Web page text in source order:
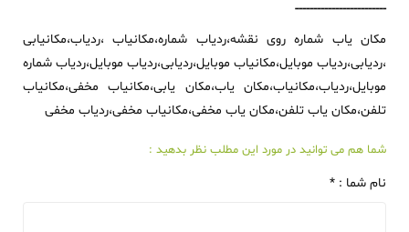
-------------------------
مکان یاب شماره روی نقشه،ردیاب شماره،مکانیاب ،ردیاب،مکانیابی
،ردیابی،ردیاب موبایل،مکانیاب موبایل،ردیابی،ردیاب موبایل،ردیاب شماره
موبایل،ردیاب،مکانیاب،مکان یاب،مکان یابی،مکانیاب مخفی،مکانیاب
تلفن،مکان یاب تلفن،مکان یاب مخفی،مکانیاب مخفی،ردیاب مخفی
شما هم می توانید در مورد این مطلب نظر بدهید :
نام شما : *